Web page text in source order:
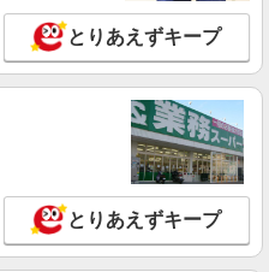
総社駅近くの病院で安定した働
♪
〜2125円 ＜日払い有/週払い有/交
詳細を見る
とりあえずキープ
とりあえずキープ